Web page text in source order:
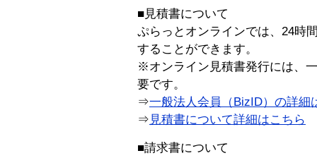
■見積書について
ぷらっとオンラインでは、24時
することができます。
※オンライン見積書発行には、
要です。
⇒一般法人会員（BizID）の詳細
⇒ 見積書について詳細はこちら
■請求書について